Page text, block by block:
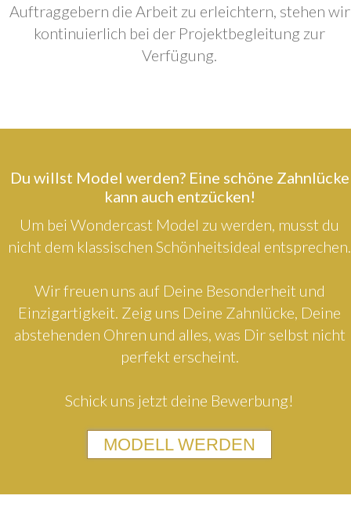
Auftraggebern die Arbeit zu erleichtern, stehen wir
kontinuierlich bei der Projektbegleitung zur
Verfügung.
Du willst Model werden? Eine schöne Zahnlücke
kann auch entzücken!
Um bei Wondercast Model zu werden, musst du
nicht dem klassischen Schönheitsideal entsprechen.
Wir freuen uns auf Deine Besonderheit und
Einzigartigkeit. Zeig uns Deine Zahnlücke, Deine
abstehenden Ohren und alles, was Dir selbst nicht
perfekt erscheint.
Schick uns jetzt deine Bewerbung!
MODELL WERDEN